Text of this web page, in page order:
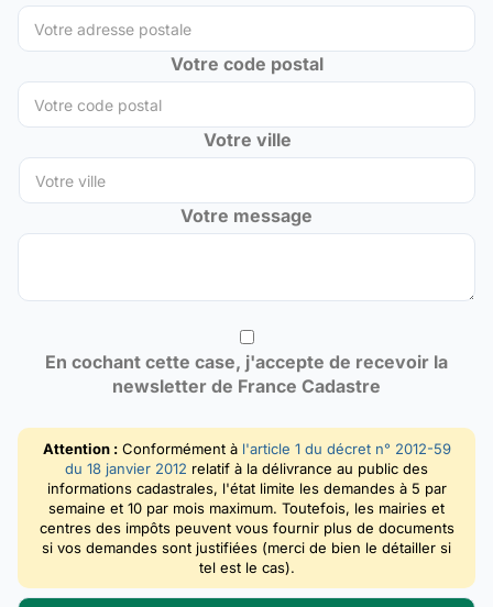
Votre code postal
Votre ville
Votre message
En cochant cette case, j'accepte de recevoir la
newsletter de France Cadastre
Attention :Conformément à l'article 1 du décret n° 2012-59
du 18 janvier 2012 relatif à la délivrance au public des
informations cadastrales, l'état limite les demandes à 5 par
semaine et 10 par mois maximum. Toutefois, les mairies et
centres des impôts peuvent vous fournir plus de documents
si vos demandes sont justifiées (merci de bien le détailler si
tel est le cas).